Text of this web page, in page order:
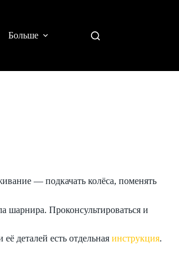
Больше
— подкачать колёса, поменять
шарнира. Проконсультироваться и
деталей есть отдельная инструкция.